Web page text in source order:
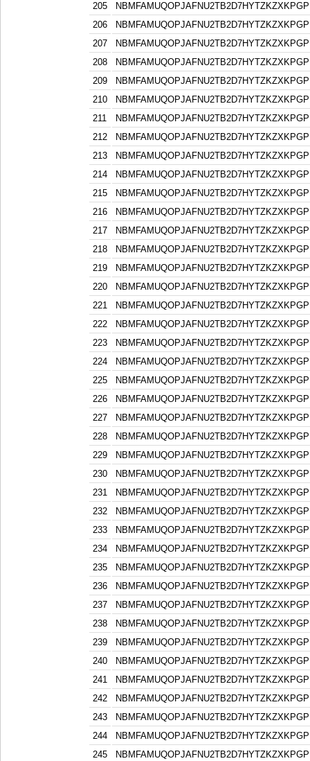
205
206
207
208
209
210
211
212
213
214
215
216
217
218
219
220
221
222
223
224
225
226
227
228
229
230
231
232
233
234
235
236
237
238
239
240
241
242
243
244
245